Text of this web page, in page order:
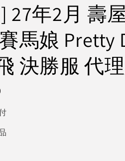
27年2月 壽
馬娘 Pretty
決勝服 代